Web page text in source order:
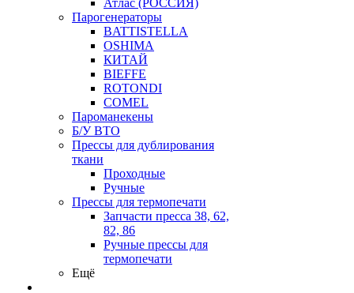
Атлас (РОССИЯ)
Парогенераторы
BATTISTELLA
OSHIMA
КИТАЙ
BIEFFE
ROTONDI
COMEL
Пароманекены
Б/У ВТО
Прессы для дублирования
ткани
Проходные
Ручные
Прессы для термопечати
Запчасти пресса 38, 62,
82, 86
Ручные прессы для
термопечати
Ещё